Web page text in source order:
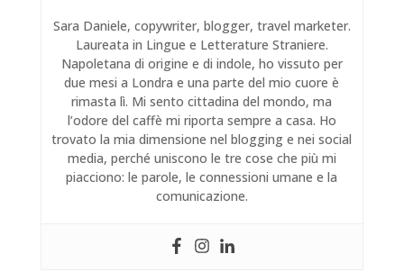
Sara Daniele, copywriter, blogger, travel marketer.
Laureata in Lingue e Letterature Straniere.
Napoletana di origine e di indole, ho vissuto per
due mesi a Londra e una parte del mio cuore è
rimasta lì. Mi sento cittadina del mondo, ma
l’odore del caffè mi riporta sempre a casa. Ho
trovato la mia dimensione nel blogging e nei social
media, perché uniscono le tre cose che più mi
piacciono: le parole, le connessioni umane e la
comunicazione.